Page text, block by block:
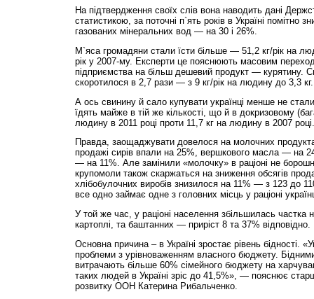
На підтвердження своїх слів вона наводить дані
статистикою, за поточні п`ять років в Україні помітно
газованих мінеральних вод — на 30 і 26%.
М`яса громадяни стали їсти більше — 51,2 кг/рік на
рік у 2007-му. Експерти це пояснюють масовим
підприємства на більш дешевий продукт — курятину.
скоротилося в 2,7 рази — з 9 кг/рік на людину до 3,3 кг.
А ось свинину й сало купувати українці менше не стали
їдять майже в тій же кількості, що й в докризовому
людину в 2011 році проти 11,7 кг на людину в 2007 році.
Правда, заощаджувати довелося на молочних
продажі сирів впали на 25%, вершкового масла — на
— на 11%. Але замінили «молочку» в раціоні не
крупомоли також скаржаться на зниження обсягів
хлібобулочних виробів знизилося на 11% — з 123 до
все одно займає одне з головних місць у раціоні
У той же час, у раціоні населення збільшилась частка
картоплі, та баштанних — приріст 8 та 37% відповідно.
Основна причина – в Україні зростає рівень бідності.
проблеми з урiвноваженням власного бюджету.
витрачають більше 60% сімейного бюджету на
таких людей в Україні зріс до 41,5%», — пояснює
розвитку ООН Катерина Рибальченко.